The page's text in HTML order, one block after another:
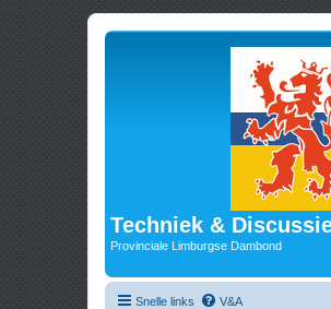
Techniek &
Provinciale Limburgse Dambond
Snelle links V&A